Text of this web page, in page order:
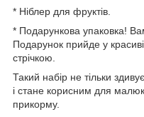
* Ніблер для фруктів.
* Подарункова упаковка!
Подарунок прийде у
стрічкою.
Такий набір не тільки
і стане корисним для
прикорму.